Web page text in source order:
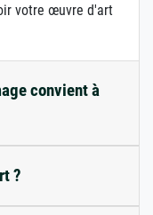
votre œuvre d'art
convient à
?